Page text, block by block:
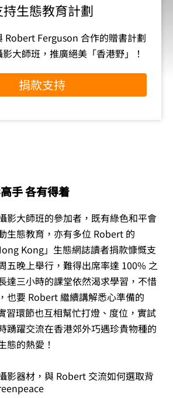
持生態教育計劃
Robert Ferguson 合作的贈書計劃
大師班，推廣絕美「香港野」！
捐款支持
手 各有得着
影大師班的參加者，既有綠色和平會
生態教育，亦有多位 Robert 的
Kong」生態網誌讀者捐款慷慨支
五晚上舉行，難得出席率達 100% 之
達三小時的課堂依然渴求學習，不惜
也要 Robert 繼續講解悉心準備的
習環節也互相幫忙打燈、度位，實試
踴躍交流在香港郊外巧遇珍貴物種的
態的熱愛！